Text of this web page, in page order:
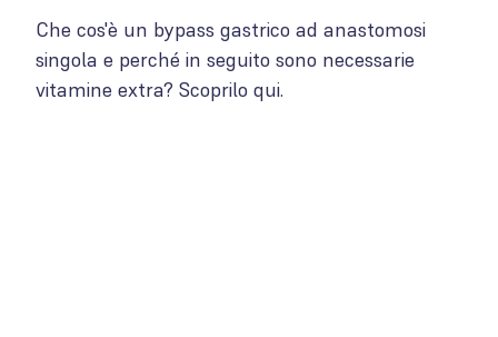
Che cos'è un bypass gastrico ad anastomosi
singola e perché in seguito sono necessarie
vitamine extra? Scoprilo qui.